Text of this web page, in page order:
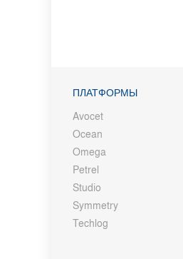
ПЛАТФОРМЫ
Avocet
Ocean
Omega
Petrel
Studio
Symmetry
Techlog